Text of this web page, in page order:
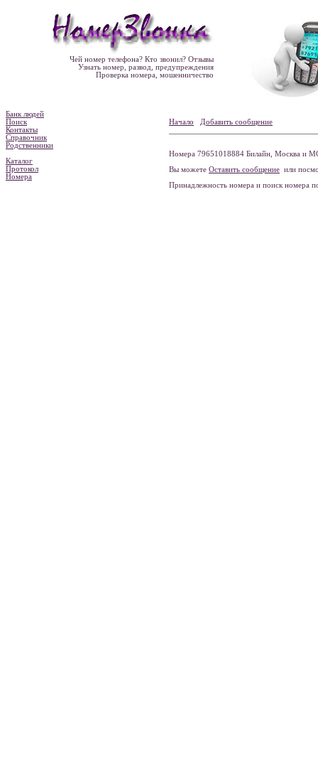
Чей номер телефона? Кто звонил? Отзывы
Узнать номер, развод, предупреждения
Проверка номера, мошенничество
Банк людей
Поиск
Контакты
Справочник
Родственники
Каталог
Протокол
Номера
Начало Добавить сообщение
Номера 79651018884 Билайн, Москва и
Вы можете Оставить сообщение или
Принадлежность номера и поиск номера